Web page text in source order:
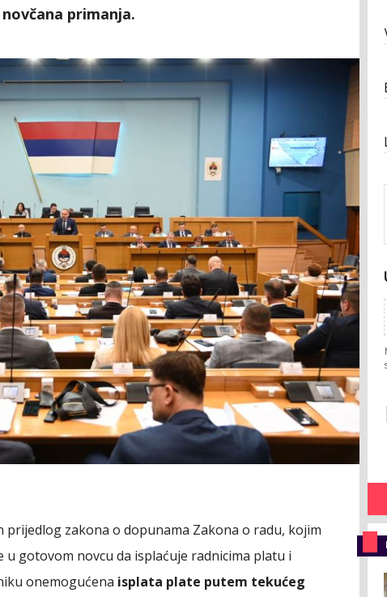
primanja.
prijedlog zakona o dopunama Zakona o radu, kojim
u gotovom novcu da isplaćuje radnicima platu i
onemogućena isplata plate putem tekućeg